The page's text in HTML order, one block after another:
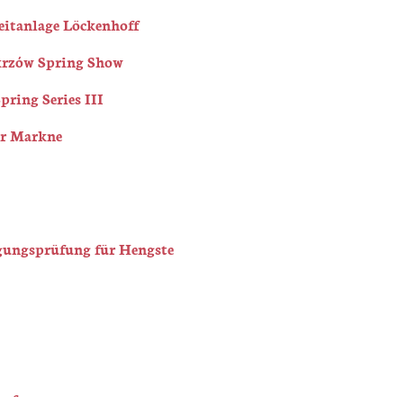
Löckenhoff
Spring Show
Series III
Markne
für Hengste